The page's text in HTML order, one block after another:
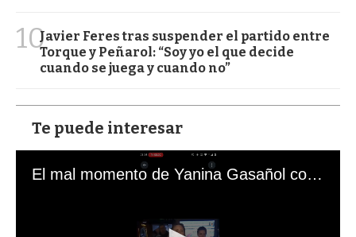
10Javier Feres tras suspender el partido entre
Torque y Peñarol: “Soy yo el que decide
cuando se juega y cuando no”
Te puede interesar
El mal momento de Yanina Gasañol con un hincha argentino en "Subrayado"